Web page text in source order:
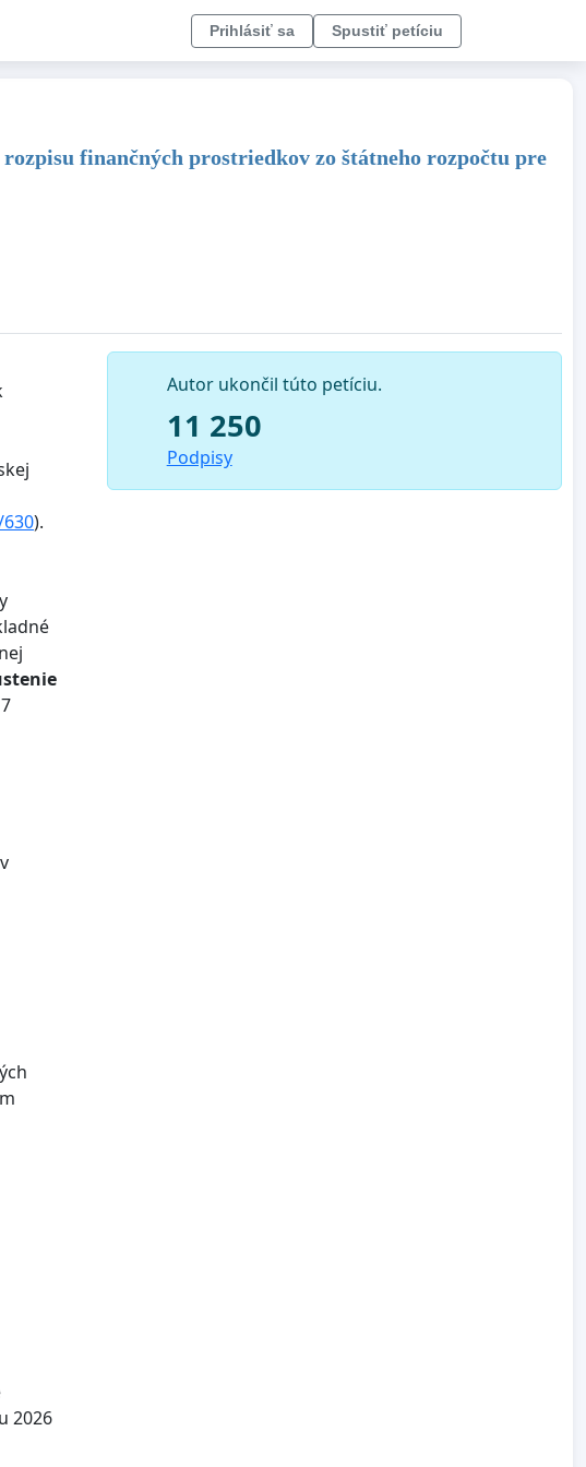
Prihlásiť sa Spustiť petíciu
finančných prostriedkov zo štátneho rozpočtu pre
).
2026
Autor ukončil túto petíciu.
11 250
Podpisy